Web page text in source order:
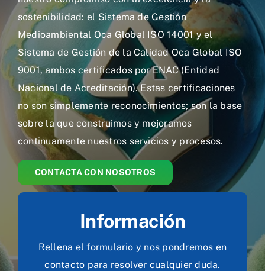
Dosificadores
Soportes y Accesorios
Contacto
sostenibilidad: el Sistema de Gestión
Medioambiental Oca Global ISO 14001 y el
Sistema de Gestión de la Calidad Oca Global ISO
9001, ambos certificados por ENAC (Entidad
Nacional de Acreditación). Estas certificaciones
no son simplemente reconocimientos; son la base
sobre la que construimos y mejoramos
continuamente nuestros servicios y procesos.
CONTACTA CON NOSOTROS
Información
Rellena el formulario y nos pondremos en
contacto para resolver cualquier duda.